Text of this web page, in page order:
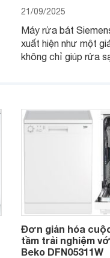
21/09/2025
Máy rửa bát
xuất hiện như một
không chỉ giúp rửa
chúng tôi đi đánh
này nhé.
Đơn giản hóa
tầm trải nghiệm
Beko DFN05311W